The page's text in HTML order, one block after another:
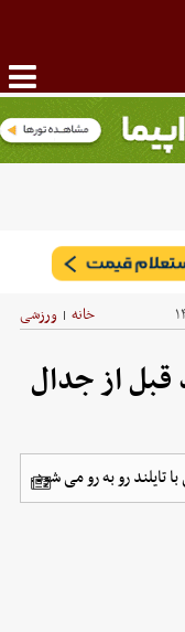
خانه | ورزشی
قبل از جدال
تایلند رو به رو می شود.